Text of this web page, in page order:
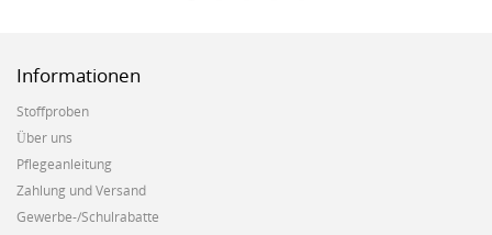
Informationen
Stoffproben
Über uns
Pflegeanleitung
Zahlung und Versand
Gewerbe-/Schulrabatte